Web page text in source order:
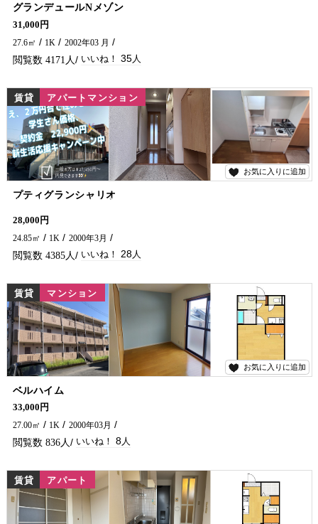
グランデュールNメゾン
コンビニ・バス停が近く、通学にも便利な学生さんにもおすすめの賃貸アパートです。 インターネット無料や充実した設備が魅力。 生活しやすい環境で、初めての一人暮らしにも安心です♪ 気になる方はお気軽に五ヶ瀬不動産へお問合せください😊
31,000円
27.6㎡
1K 2002年03 月
4171 35
お気に入りに追加
賃貸 アパートマンション
プティグランシャリオ
学生様限定！初期費用の22,900円⁉敷金・礼金・仲介手数料不要！！ 社会人の方もお安くご入居できますので、ご相談ください♪ インターネット無料や充実した設備が魅力の賃貸アパートです🏠✨ 大学への通学にも便利なバス停も近く学生さんにもおすすめします！ 延岡市でアパートをお探しなら五ヶ瀬不動産へお気軽にお問合せください♪
28,000円
24.85㎡
1K 2000年3月
4385 28
お気に入りに追加
賃貸 マンション
ベルハイム
学生さん、単身の方におすすめの物件です♪ コンビニやお弁当屋さんも徒歩圏内にありますよ～！ 是非一度ご内覧ください(^^)/ 延岡市でアパートをお探しなら、五ヶ瀬不動産にお問い合わせください！！
33,000円
27.00㎡
1K 2000年03月
836 8
賃貸 アパート